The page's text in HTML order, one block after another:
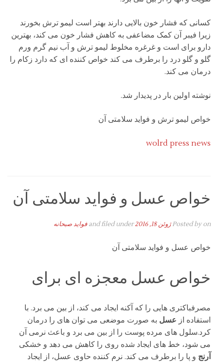
کسانی که فشار خون بالایی دارند بهتر است لیمو ترش بخورند
زیرا فیبر آن کمک مضاعفی به کاهش فشار خون می کند، بهترین
دارو برای است و غرغره مخلوط لیمو ترش و آب نیم گرم ورم
گلو و گلو درد را برطرف می کند خواص کننده ای که دارد زکام را
درمان می کند.
نوشته اولین بار در پدیدار شد.
خواص لیمو ترش و فواید سلامتی آن
wolrd press news
خواص عسل و فواید سلامتی آن
Posted byon ژوئن 18, 2016 and filed under فواید صبحانه
خواص عسل و فواید سلامتی آن
خواص عسل معجزه ای برای
مصرفباکتری هایی را که آکنه ایجاد می کند، از بین می برد. با
استفاده از عسل به صورت موضعی می توان های را درمان
کرد.سلول های مرده پوست را از بین می برد و باعث نرمی آن
می شود، خط های ایجاد شده روی را کاهش می دهد و خشکی
آرنج و پا را برطرف می کند. نرم کننده حاوی عسل، از ایجاد